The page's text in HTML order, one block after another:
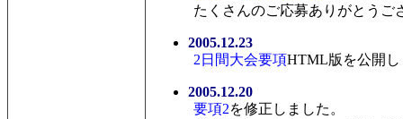
たくさんのご応募ありがとうご
2005.12.23
2日間大会要項HTML版を公開
2005.12.20
要項2を修正しました。